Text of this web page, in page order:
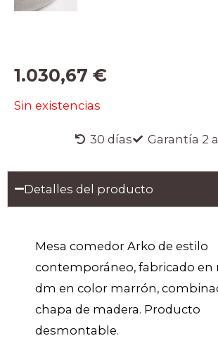
1.030,67 €
Sin existencias
30 días Garantía 2
Detalles del producto
Mesa comedor Arko de estilo
contemporáneo, fabricado en
dm en color marrón,
chapa de madera. Producto
desmontable.